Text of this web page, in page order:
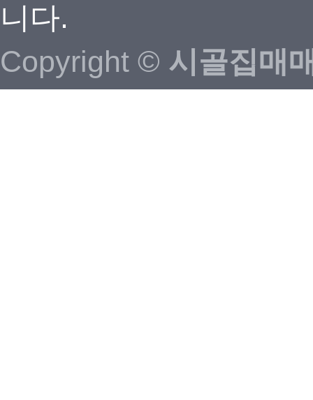
니다.
Copyright © 시골집매